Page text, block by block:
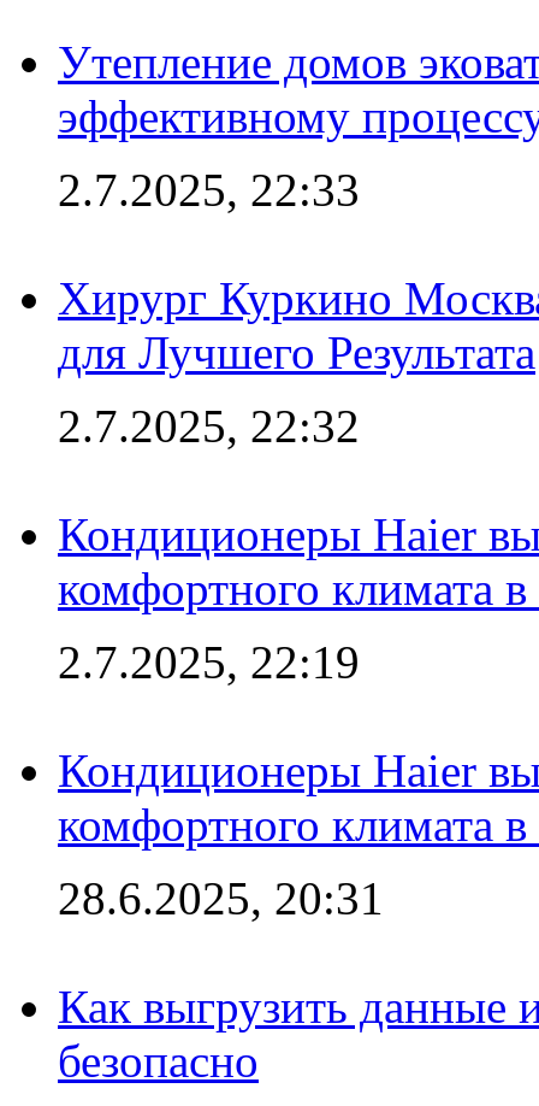
Утепление домов
эффективному
2.7.2025, 22:33
Хирург Куркино
для Лучшего Результата
2.7.2025, 22:32
Кондиционеры Haier
комфортного климата
2.7.2025, 22:19
Кондиционеры Haier
комфортного климата
28.6.2025, 20:31
Как выгрузить данные
безопасно